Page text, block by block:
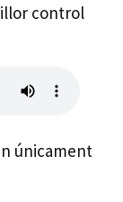
control
únicament